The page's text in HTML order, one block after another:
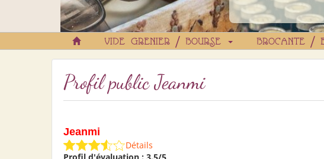
VIDE GRENIER / BOURSE BROCANTE /
Profil public Jeanmi
Jeanmi
Détails